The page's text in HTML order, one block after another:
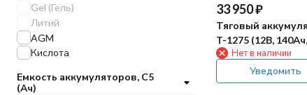
33 950₽
Тяговый
T-1275 (12В,
Нет в наличии
Уведомить
Gel (Гель)
Литий
AGM
Кислота
Емкость аккумуляторов, C5
(Ач)